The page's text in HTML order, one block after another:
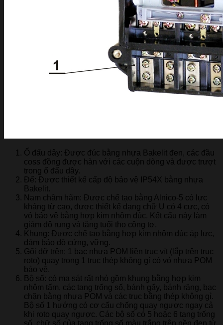
Ổ đấu dây: Được đúc bằng nhựa Bakelit đen, các đầu
coss đồng được hàn với các cuộn dòng và được trượt
trong ổ đấu dây.
Đế: Được thiết kế cấp độ bảo vệ IP54X bằng nhựa
Bakelit.
Nam châm hãm: Được chế tạo bằng Alnico-5 có lực
kháng từ cao, được thiết kế dạng chữ U có 4 cực, có
vỏ bảo vệ bằng hợp kim nhôm đúc. Kết cấu này làm
giảm độ rung và tăng tuổi thọ công tơ.
Khung: Được chế tạo bằng hợp kim nhôm đúc áp lực,
đảm bảo độ cứng, vững.
Gối đỡ trên: 1 bạc nhựa POM liền trục vít (lắp trên trục
roto) quay trong 1 trục thép không gỉ có vỏ nhựa POM
bảo vệ.
Bộ số: có ma sát rất nhỏ gồm khung bằng hợp kim
nhôm tấm, các tang trống số, bánh gẩy, bánh răng, bạc
chặn bằng nhựa POM và các trục bằng thép không gỉ.
Bộ số 1 hướng có cơ cấu chống quay ngược ngay cả
khi roto quay ngược. Các bộ số có 5 hoặc 6 tang trống
số, chữ số của tang trống số màu trắng trên nền đen từ